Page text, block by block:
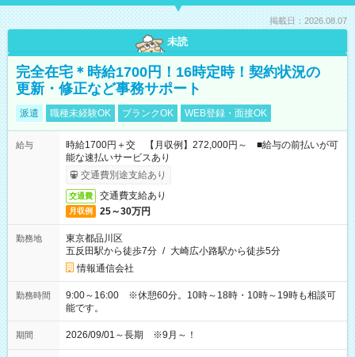
掲載日：2026.08.07
未読
完全在宅＊時給1700円！16時定時！契約状況の
更新・修正など事務サポート
派遣 職種未経験OK ブランクOK WEB登録・面接OK
給与
時給1700円＋交 【月収例】272,000円～ ■給与の前払いが可
能な速払いサービスあり
交通費別途支給あり
交通費 交通費支給あり
月収例 25～30万円
勤務地
東京都品川区
五反田駅から徒歩7分 / 大崎広小路駅から徒歩5分
情報通信会社
勤務時間
9:00～16:00 ※休憩60分。10時～18時・10時～19時も相談可
能です。
期間 2026/09/01～長期 ※9月～！